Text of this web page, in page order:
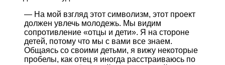
— На мой взгляд этот символизм, этот проект
должен увлечь молодежь. Мы видим
сопротивление «отцы и дети». Я на стороне
детей, потому что мы с вами все знаем.
Общаясь со своими детьми, я вижу некоторые
пробелы, как отец я иногда расстраиваюсь по